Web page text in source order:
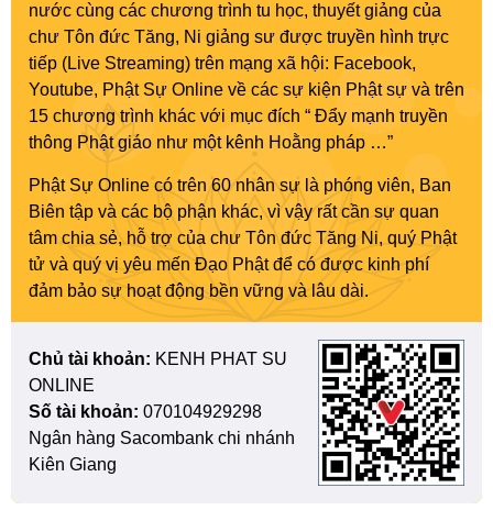
nước cùng các chương trình tu học, thuyết giảng của
chư Tôn đức Tăng, Ni giảng sư được truyền hình trực
tiếp (Live Streaming) trên mạng xã hội: Facebook,
Youtube, Phật Sự Online về các sự kiện Phật sự và trên
15 chương trình khác với mục đích “ Đẩy mạnh truyền
thông Phật giáo như một kênh Hoằng pháp …”
Phật Sự Online có trên 60 nhân sự là phóng viên, Ban
Biên tập và các bộ phận khác, vì vậy rất cần sự quan
tâm chia sẻ, hỗ trợ của chư Tôn đức Tăng Ni, quý Phật
tử và quý vị yêu mến Đạo Phật để có được kinh phí
đảm bảo sự hoạt động bền vững và lâu dài.
Chủ tài khoản: KENH PHAT SU
ONLINE
Số tài khoản: 070104929298
Ngân hàng Sacombank chi nhánh
Kiên Giang